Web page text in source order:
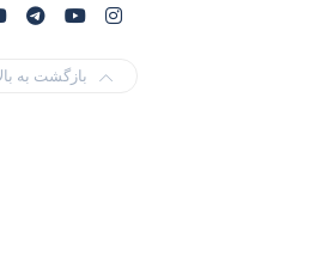
بازگشت به بالا